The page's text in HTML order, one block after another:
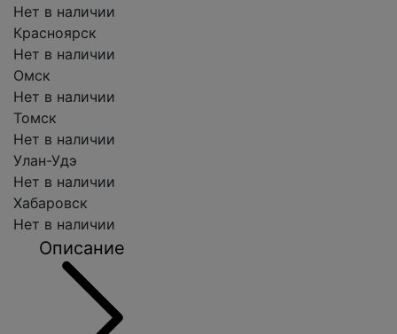
Нет в наличии
Красноярск
Нет в наличии
Омск
Нет в наличии
Томск
Нет в наличии
Улан-Удэ
Нет в наличии
Хабаровск
Нет в наличии
Описание